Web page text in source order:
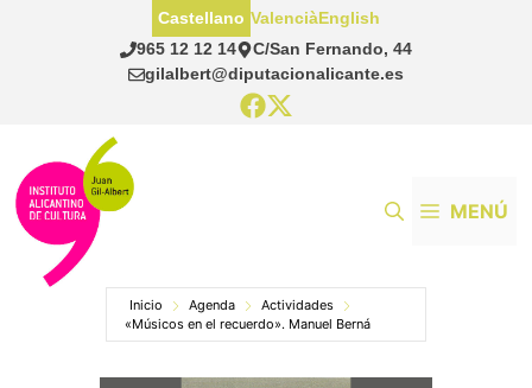
965 12 12 14
C/San Fernando, 44
gilalbert@diputacionalicante.es
Castellano ValenciàEnglish
MENÚ
Inicio Agenda
Actividades
«Músicos en el recuerdo». Manuel Berná